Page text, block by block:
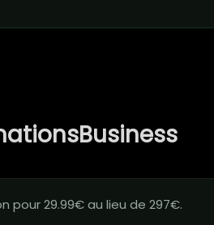
pour 29.99€ au lieu de 297€.